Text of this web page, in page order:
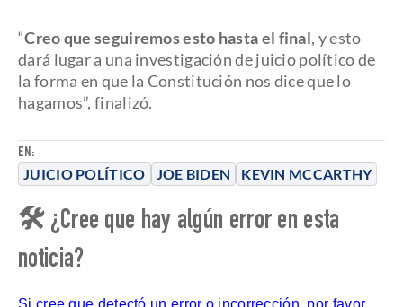
EN:
JUICIO POLÍTICO JOE BIDEN KEVIN MCCARTHY
“Creo que seguiremos esto hasta el final, y esto
dará lugar a una investigación de juicio político de
la forma en que la Constitución nos dice que lo
hagamos”, finalizó.
🛠 ¿Cree que hay algún error en esta
noticia?
Si cree que detectó un error o incorrección, por favor